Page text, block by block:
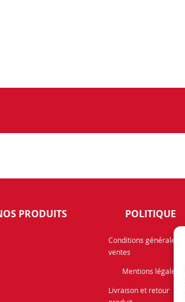
PRODUITS POLITIQUE
Conditions générales de
ventes
Mentions légales
Livraison et retour